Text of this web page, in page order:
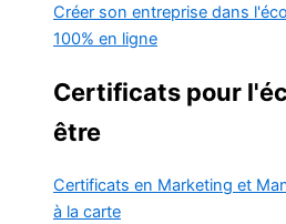
Créer son entreprise dans
100% en ligne
Certificats pour
être
Certificats en Marketing et
à la carte